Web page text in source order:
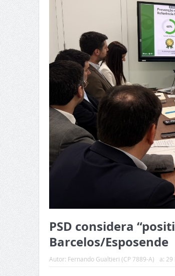
PSD considera
Barcelos/Esposende
Autor: Fernando Gualtieri (CP 7889-A) a: 29